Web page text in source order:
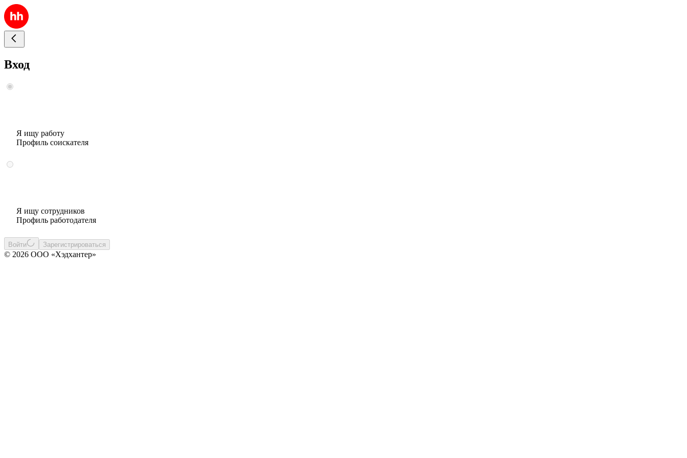
Вход
Я ищу работу
Профиль соискателя
Я ищу сотрудников
Профиль работодателя
Войти Зарегистрироваться
© 2026 ООО «Хэдхантер»